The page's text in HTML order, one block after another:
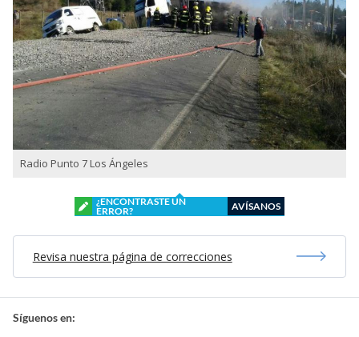
Radio Punto 7 Los Ángeles
¿ENCONTRASTE UN
ERROR?
AVÍSANOS
Revisa nuestra página de correcciones
Síguenos en: